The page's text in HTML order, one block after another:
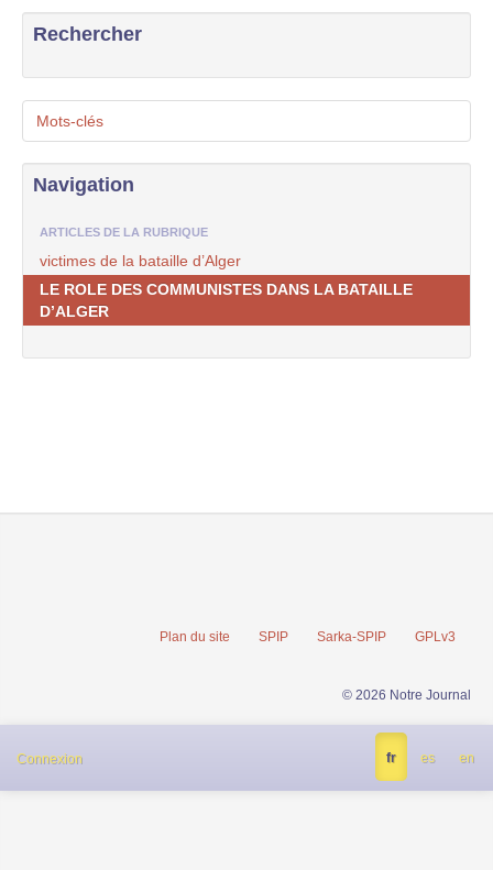
Rechercher
Mots-clés
Navigation
ARTICLES DE LA RUBRIQUE
victimes de la bataille d’Alger
LE ROLE DES COMMUNISTES DANS LA BATAILLE
D’ALGER
Plan du site SPIP Sarka-SPIP GPLv3
© 2026 Notre Journal
Connexion fr es en